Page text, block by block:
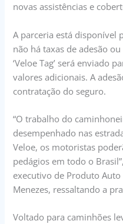
novas assistências e
A parceria está disponível
não há taxas de adesão
‘Veloe Tag’ será enviado
valores adicionais. A
contratação do seguro.
“O trabalho do
desempenhado nas
Veloe, os motoristas
pedágios em todo o
executivo de Produto Auto
Menezes, ressaltando a
Voltado para caminhões